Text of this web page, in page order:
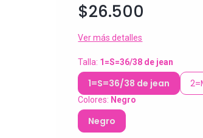
$26.500
Ver más detalles
Talla: 1=S=36/38 de jean
1=S=36/38 de jean
Colores: Negro
Negro